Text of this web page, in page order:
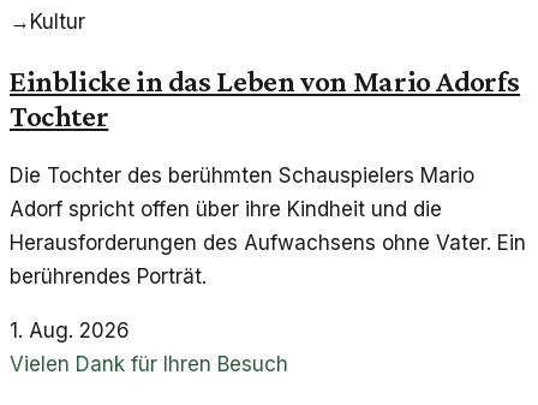
→ Kultur
Einblicke in das Leben von Mario Adorfs
Tochter
Die Tochter des berühmten Schauspielers Mario
Adorf spricht offen über ihre Kindheit und die
Herausforderungen des Aufwachsens ohne Vater. Ein
berührendes Porträt.
1. Aug. 2026
Vielen Dank für Ihren Besuch